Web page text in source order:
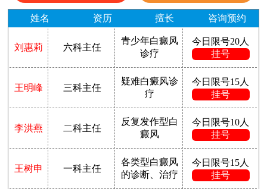
姓名 资历 擅长 咨询预约
刘惠莉 六科主任
青少年白癜风
诊疗
今日限号20人
挂号
王明峰 三科主任
疑难白癜风诊
疗
今日限号15人
挂号
李洪燕 二科主任
反复发作型白
癜风
今日限号10人
挂号
王树申 一科主任
各类型白癜风
的诊断、治疗
今日限号15人
挂号